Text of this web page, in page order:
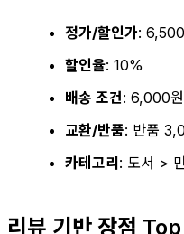
정가/할인가:
할인율: 10%
배송 조건: 6,000
교환/반품: 반품
카테고리: 도서 >
리뷰 기반 장점